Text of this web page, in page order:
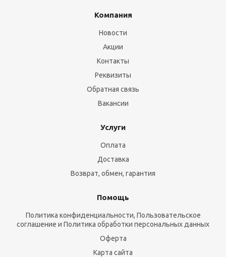
Компания
Новости
Акции
Контакты
Реквизиты
Обратная связь
Вакансии
Услуги
Оплата
Доставка
Возврат, обмен, гарантия
Помощь
Политика конфиденциальности, Пользовательское
соглашение и Политика обработки персональных данных
Оферта
Карта сайта